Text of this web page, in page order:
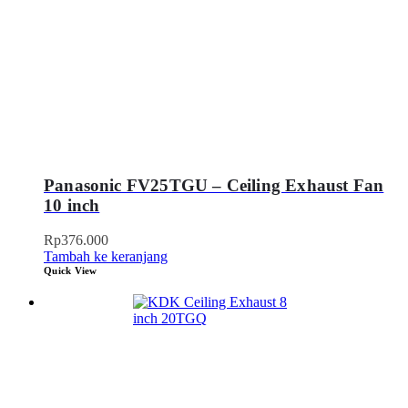
Panasonic FV25TGU – Ceiling Exhaust Fan
10 inch
Rp376.000
Tambah ke keranjang
Quick View